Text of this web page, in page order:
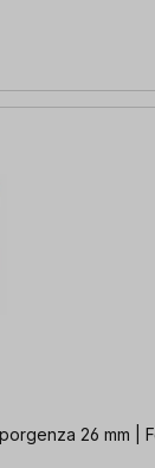
26 mm |